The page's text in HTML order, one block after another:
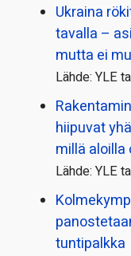
Ukraina
tavalla –
mutta ei
Lähde: YLE
hiipuvat
millä aloilla
Lähde: YLE
tuntipalkka